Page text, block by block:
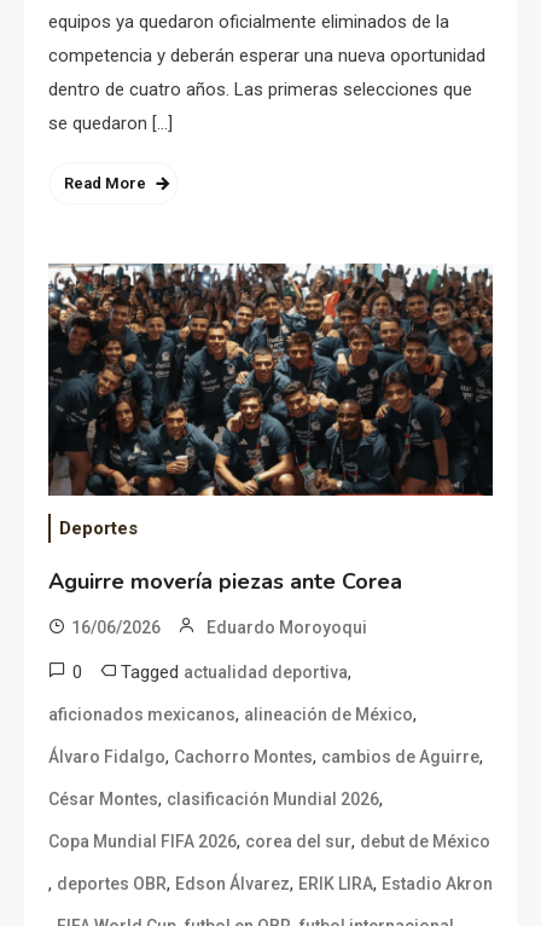
equipos ya quedaron oficialmente eliminados de la
competencia y deberán esperar una nueva oportunidad
dentro de cuatro años. Las primeras selecciones que
se quedaron […]
Read More
Deportes
Aguirre movería piezas ante Corea
16/06/2026 Eduardo Moroyoqui
0 Tagged actualidad deportiva,
aficionados mexicanos, alineación de México,
Álvaro Fidalgo, Cachorro Montes, cambios de Aguirre,
César Montes, clasificación Mundial 2026,
Copa Mundial FIFA 2026, corea del sur, debut de México
, deportes OBR, Edson Álvarez, ERIK LIRA, Estadio Akron